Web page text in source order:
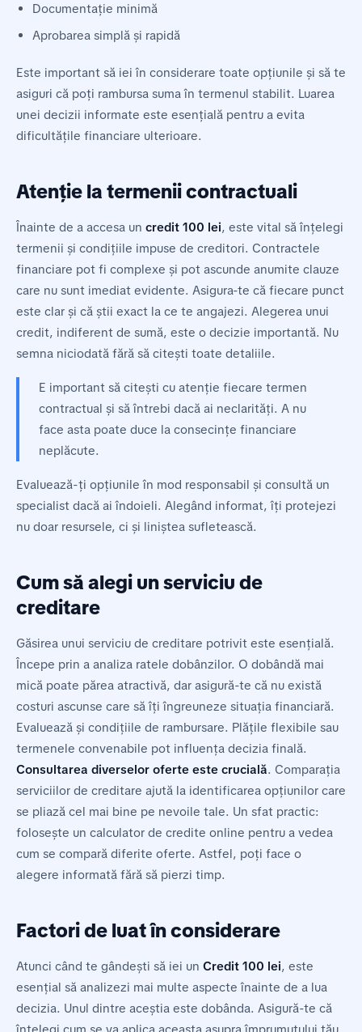
Documentație minimă
Aprobarea simplă și rapidă
Este important să iei în considerare toate opțiunile și să te
asiguri că poți rambursa suma în termenul stabilit. Luarea
unei decizii informate este esențială pentru a evita
dificultățile financiare ulterioare.
Atenție la termenii contractuali
Înainte de a accesa un credit 100 lei, este vital să înțelegi
termenii și condițiile impuse de creditori. Contractele
financiare pot fi complexe și pot ascunde anumite clauze
care nu sunt imediat evidente. Asigura-te că fiecare punct
este clar și că știi exact la ce te angajezi. Alegerea unui
credit, indiferent de sumă, este o decizie importantă. Nu
semna niciodată fără să citești toate detaliile.
E important să citești cu atenție fiecare termen
contractual și să întrebi dacă ai neclarități. A nu
face asta poate duce la consecințe financiare
neplăcute.
Evaluează-ți opțiunile în mod responsabil și consultă un
specialist dacă ai îndoieli. Alegând informat, îți protejezi
nu doar resursele, ci și liniștea sufletească.
Cum să alegi un serviciu de
creditare
Găsirea unui serviciu de creditare potrivit este esențială.
Începe prin a analiza ratele dobânzilor. O dobândă mai
mică poate părea atractivă, dar asigură-te că nu există
costuri ascunse care să îți îngreuneze situația financiară.
Evaluează și condițiile de rambursare. Plățile flexibile sau
termenele convenabile pot influența decizia finală.
Consultarea diverselor oferte este crucială. Comparația
serviciilor de creditare ajută la identificarea opțiunilor care
se pliază cel mai bine pe nevoile tale. Un sfat practic:
folosește un calculator de credite online pentru a vedea
cum se compară diferite oferte. Astfel, poți face o
alegere informată fără să pierzi timp.
Factori de luat în considerare
Atunci când te gândești să iei un Credit 100 lei, este
esențial să analizezi mai multe aspecte înainte de a lua
decizia. Unul dintre aceștia este dobânda. Asigură-te că